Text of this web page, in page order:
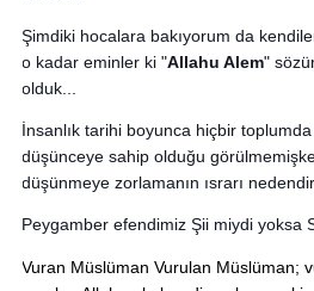
Şimdiki hocalara bakıyorum da
o kadar eminler ki "Allahu Alem"
olduk...
İnsanlık tarihi boyunca hiçbir
düşünceye sahip olduğu
düşünmeye zorlamanın ısrarı
Peygamber efendimiz Şii miydi yoksa
Vuran Müslüman Vurulan Müslüman;